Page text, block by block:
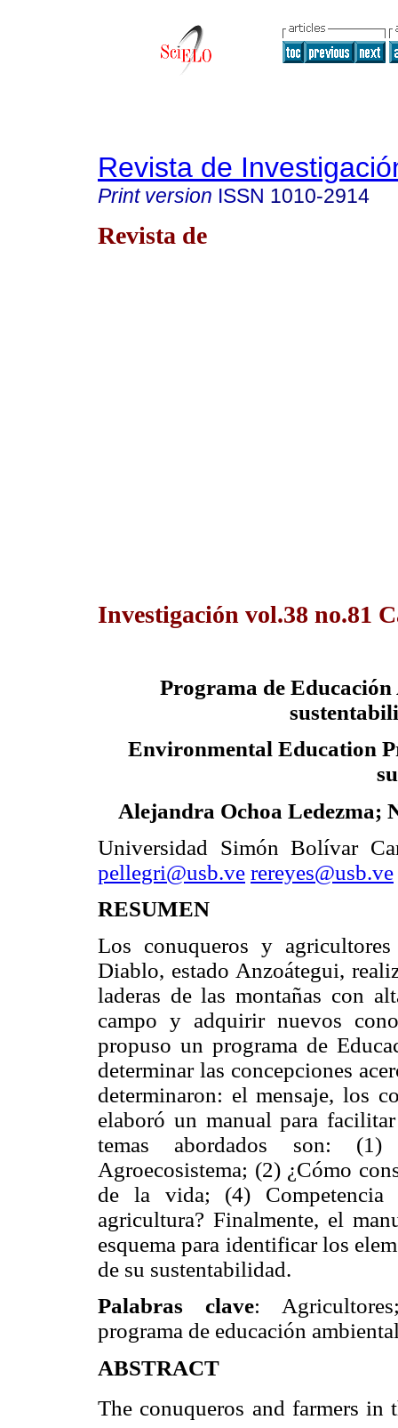
Revista de
Print version ISSN 1010-2914
Revista de
Investigación vol.38 no.81
Programa de
Environmental Education
Alejandra Ochoa Ledezma;
Universidad Simón Bolívar
pellegri@usb.ve rereyes@usb.ve
RESUMEN
Los conuqueros y
Diablo, estado Anzoátegui,
laderas de las montañas con
campo y adquirir nuevos
propuso un programa de
determinar las concepciones
determinaron: el mensaje, los
elaboró un manual para
temas abordados son: (1)
Agroecosistema; (2) ¿Cómo
de la vida; (4)
agricultura? Finalmente, el
esquema para identificar los
de su sustentabilidad.
Palabras clave:
programa de educación
ABSTRACT
The conuqueros and farmers